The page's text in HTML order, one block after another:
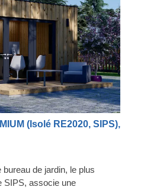
(Isolé RE2020, SIPS),
de jardin, le plus
SIPS, associe une